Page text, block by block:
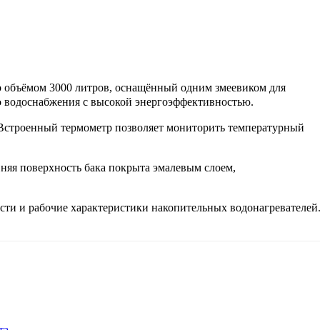
объёмом 3000 литров, оснащённый одним змеевиком для
водоснабжения с высокой энергоэффективностью.
термометр позволяет мониторить температурный
поверхность бака покрыта эмалевым слоем,
и рабочие характеристики накопительных водонагревателей.